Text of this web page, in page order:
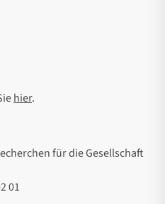
hier.
für die Gesellschaft
01